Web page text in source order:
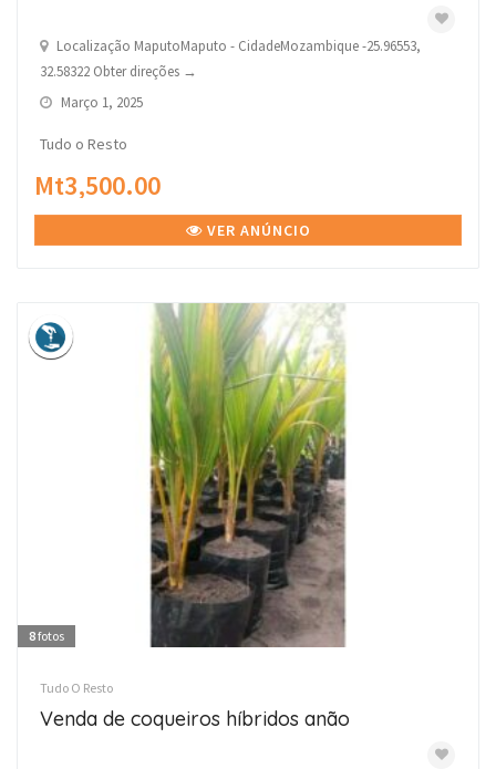
Localização MaputoMaputo - CidadeMozambique -25.96553,
32.58322 Obter direções →
Março 1, 2025
Tudo o Resto
Mt3,500.00
VER ANÚNCIO
8fotos
Tudo O Resto
Venda de coqueiros híbridos anão